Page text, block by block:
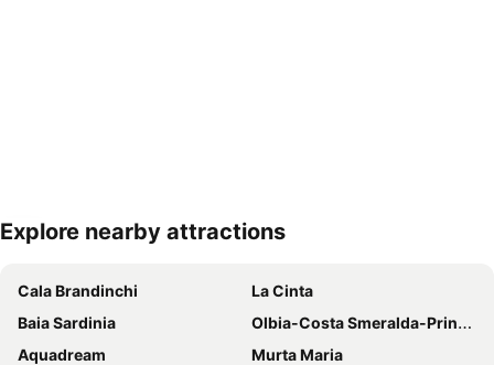
Explore nearby attractions
Cala Brandinchi
La Cinta
Baia Sardinia
Olbia-Costa Smeralda-Prince Karim Aga Khan IV Airport
Aquadream
Murta Maria